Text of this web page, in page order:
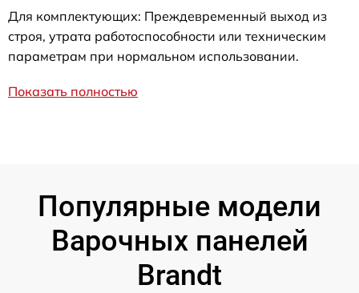
Для комплектующих: Преждевременный выход из
строя, утрата работоспособности или техническим
параметрам при нормальном использовании.
Показать полностью
Популярные модели
Варочных панелей
Brandt